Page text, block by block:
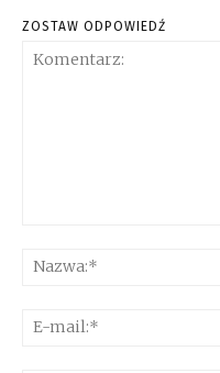
ZOSTAW ODPOWIEDŹ